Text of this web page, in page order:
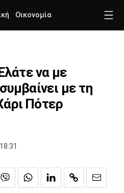
Οικονομία
να με
με τη
Πότερ